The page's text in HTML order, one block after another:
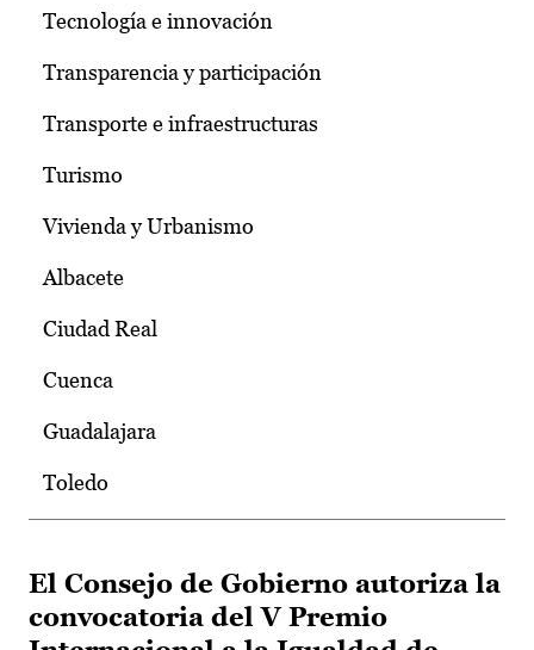
Tecnología e innovación
Transparencia y participación
Transporte e infraestructuras
Turismo
Vivienda y Urbanismo
Albacete
Ciudad Real
Cuenca
Guadalajara
Toledo
El Consejo de Gobierno autoriza la
convocatoria del V Premio